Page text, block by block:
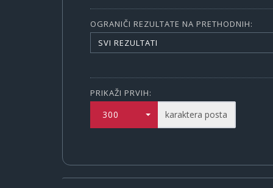
OGRANIČI REZULTATE NA PRETHODNIH:
SVI REZULTATI
PRIKAŽI PRVIH:
300 karaktera posta